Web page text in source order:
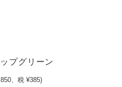
プグリーン
、税 ¥385)